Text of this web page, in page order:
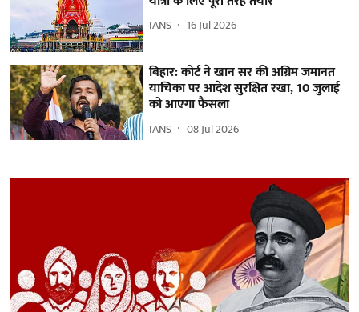
IANS 16 Jul 2026
बिहार: कोर्ट ने खान सर की अग्रिम जमानत
याचिका पर आदेश सुरक्षित रखा, 10 जुलाई
को आएगा फैसला
IANS 08 Jul 2026